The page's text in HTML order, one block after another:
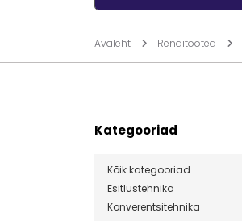
Avaleht Renditooted
Kategooriad
Kõik kategooriad
Esitlustehnika
Konverentsitehnika